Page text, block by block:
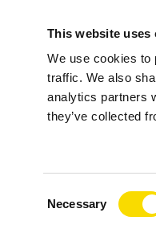
This website uses
We use cookies to
traffic. We also
analytics partners
they’ve collected
Necessary
à courants de Foucault
tri à rayons X
par induction